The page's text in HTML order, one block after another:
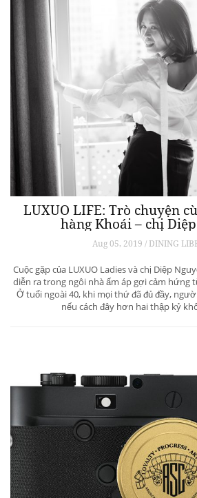
LUXUO LIFE: Trò chuyện
hàng Khoái – chị
Aug 05, 2019 / DINING
Cuộc gặp của LUXUO Ladies và chị Diệp
diễn ra trong ngôi nhà ấm áp gợi cảm hứng
Ở tuổi ngoài 40, khi mọi thứ đã đủ đầy,
nếu cách đây hơn hai thập kỷ